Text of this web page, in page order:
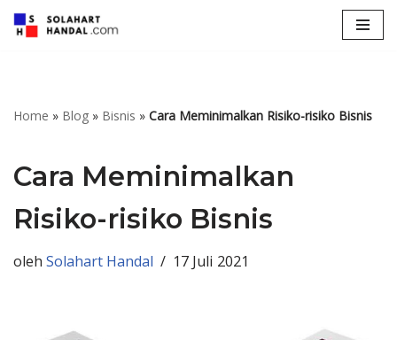
Home » Blog » Bisnis » Cara Meminimalkan Risiko-risiko Bisnis
Cara Meminimalkan
Risiko-risiko Bisnis
oleh Solahart Handal 17 Juli 2021